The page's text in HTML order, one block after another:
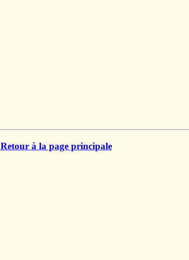
Retour à la page principale